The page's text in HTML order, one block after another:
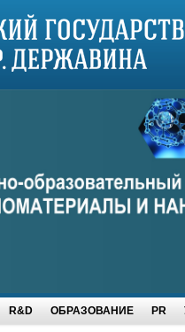
R&D ОБРАЗОВАНИЕ PR